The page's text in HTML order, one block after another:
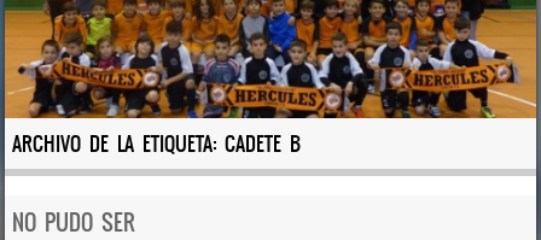
ARCHIVO DE LA ETIQUETA:CADETE B
NO PUDO SER